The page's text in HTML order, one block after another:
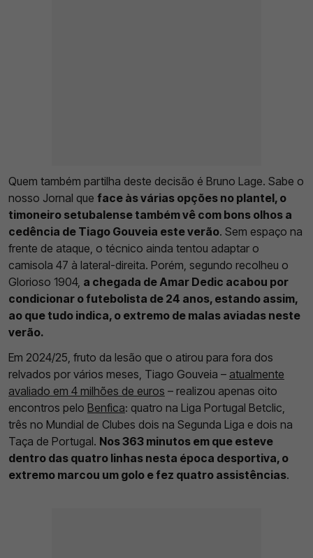
Quem também partilha deste decisão é Bruno Lage. Sabe o
nosso Jornal que face às várias opções no plantel, o
timoneiro setubalense também vê com bons olhos a
cedência de Tiago Gouveia este verão. Sem espaço na
frente de ataque, o técnico ainda tentou adaptar o
camisola 47 à lateral-direita. Porém, segundo recolheu o
Glorioso 1904, a chegada de Amar Dedic acabou por
condicionar o futebolista de 24 anos, estando assim,
ao que tudo indica, o extremo de malas aviadas neste
verão.
Em 2024/25, fruto da lesão que o atirou para fora dos
relvados por vários meses, Tiago Gouveia – atualmente
avaliado em 4 milhões de euros – realizou apenas oito
encontros pelo Benfica: quatro na Liga Portugal Betclic,
três no Mundial de Clubes dois na Segunda Liga e dois na
Taça de Portugal. Nos 363 minutos em que esteve
dentro das quatro linhas nesta época desportiva, o
extremo marcou um golo e fez quatro assistências.